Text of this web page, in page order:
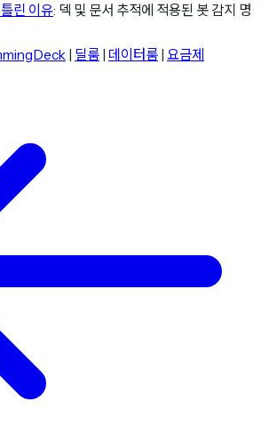
린 이유: 덱 및 문서 추적에 적용된 봇 감지 명
| 딜룸 | 데이터룸 | 요금제